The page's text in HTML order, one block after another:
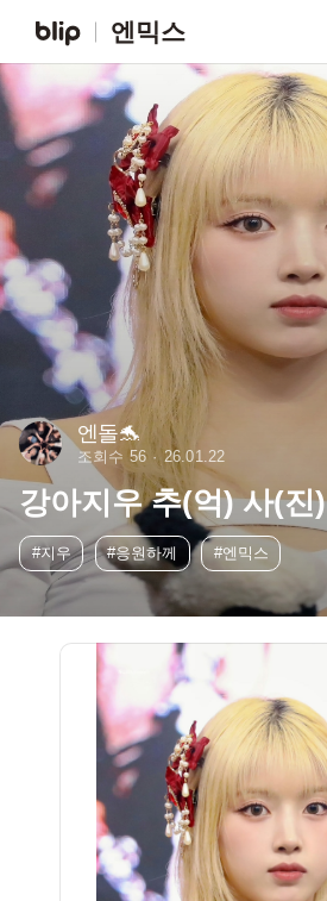
엔믹스
엔돌🐬
조회수 56 26.01.22
강아지우 추(억) 사(진)
#지우 #응원하께 #엔믹스